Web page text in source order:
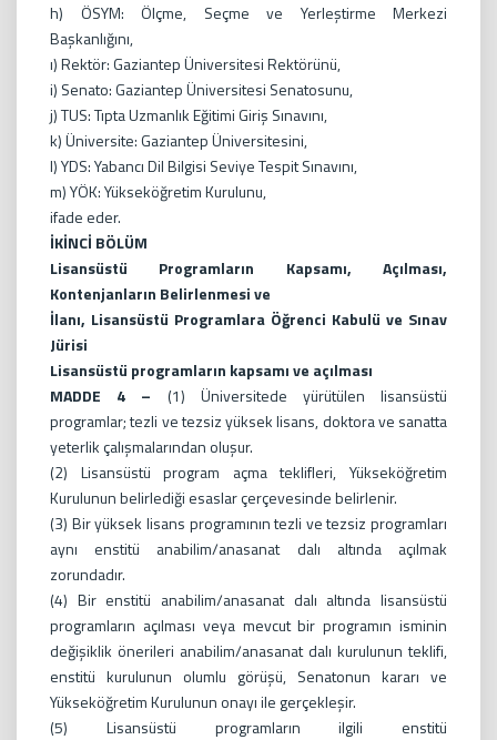
h) ÖSYM: Ölçme, Seçme ve Yerleştirme Merkezi
Başkanlığını,
ı) Rektör: Gaziantep Üniversitesi Rektörünü,
i) Senato: Gaziantep Üniversitesi Senatosunu,
j) TUS: Tıpta Uzmanlık Eğitimi Giriş Sınavını,
k) Üniversite: Gaziantep Üniversitesini,
l) YDS: Yabancı Dil Bilgisi Seviye Tespit Sınavını,
m) YÖK: Yükseköğretim Kurulunu,
ifade eder.
İKİNCİ BÖLÜM
Lisansüstü Programların Kapsamı, Açılması,
Kontenjanların Belirlenmesi ve
İlanı, Lisansüstü Programlara Öğrenci Kabulü ve Sınav
Jürisi
Lisansüstü programların kapsamı ve açılması
MADDE 4 – (1) Üniversitede yürütülen lisansüstü
programlar; tezli ve tezsiz yüksek lisans, doktora ve sanatta
yeterlik çalışmalarından oluşur.
(2) Lisansüstü program açma teklifleri, Yükseköğretim
Kurulunun belirlediği esaslar çerçevesinde belirlenir.
(3) Bir yüksek lisans programının tezli ve tezsiz programları
aynı enstitü anabilim/anasanat dalı altında açılmak
zorundadır.
(4) Bir enstitü anabilim/anasanat dalı altında lisansüstü
programların açılması veya mevcut bir programın isminin
değişiklik önerileri anabilim/anasanat dalı kurulunun teklifi,
enstitü kurulunun olumlu görüşü, Senatonun kararı ve
Yükseköğretim Kurulunun onayı ile gerçekleşir.
(5) Lisansüstü programların ilgili enstitü